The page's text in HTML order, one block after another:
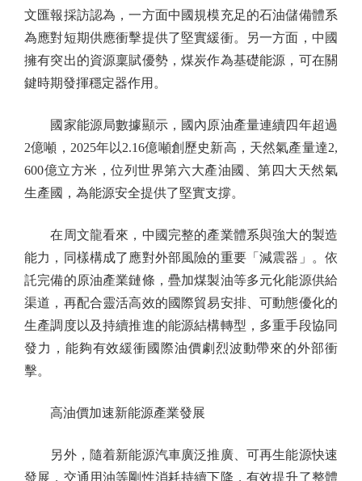
文匯報採訪認為，一方面中國規模充足的石油儲備體系
為應對短期供應衝擊提供了堅實緩衝。另一方面，中國
擁有突出的資源稟賦優勢，煤炭作為基礎能源，可在關
鍵時期發揮穩定器作用。
國家能源局數據顯示，國內原油產量連續四年超過
2億噸，2025年以2.16億噸創歷史新高，天然氣產量達2,
600億立方米，位列世界第六大產油國、第四大天然氣
生產國，為能源安全提供了堅實支撐。
在周文龍看來，中國完整的產業體系與強大的製造
能力，同樣構成了應對外部風險的重要「減震器」。依
託完備的原油產業鏈條，疊加煤製油等多元化能源供給
渠道，再配合靈活高效的國際貿易安排、可動態優化的
生產調度以及持續推進的能源結構轉型，多重手段協同
發力，能夠有效緩衝國際油價劇烈波動帶來的外部衝
擊。
高油價加速新能源產業發展
另外，隨着新能源汽車廣泛推廣、可再生能源快速
發展，交通用油等剛性消耗持續下降，有效提升了整體